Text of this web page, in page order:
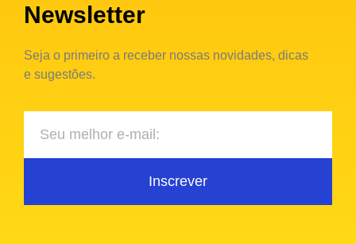
Newsletter
Seja o primeiro a receber nossas novidades, dicas
e sugestões.
Inscrever